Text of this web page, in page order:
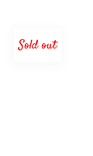
Sold out